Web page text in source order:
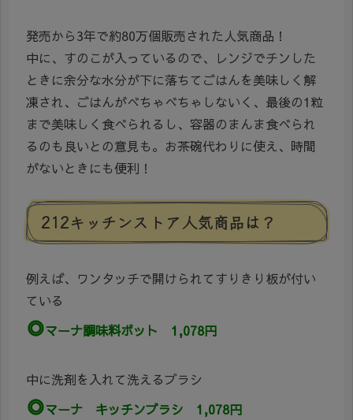
発売から3年で約80万個販売された人気商品！
中に、すのこが入っているので、レンジでチンした
ときに余分な水分が下に落ちてごはんを美味しく解
凍され、ごはんがべちゃべちゃしないく、最後の1粒
まで美味しく食べられるし、容器のまんま食べられ
るのも良いとの意見も。お茶碗代わりに使え、時間
がないときにも便利！
212キッチンストア人気商品は？
例えば、ワンタッチで開けられてすりきり板が付い
ている
◎マーナ調味料ポット 1,078円
中に洗剤を入れて洗えるブラシ
◎マーナ キッチンブラシ 1,078円